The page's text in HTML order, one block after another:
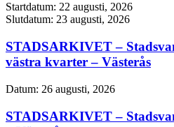
Startdatum: 22 augusti, 2026
Slutdatum: 23 augusti, 2026
STADSARKIVET –
västra kvarter – Västerås
Datum: 26 augusti, 2026
STADSARKIVET –